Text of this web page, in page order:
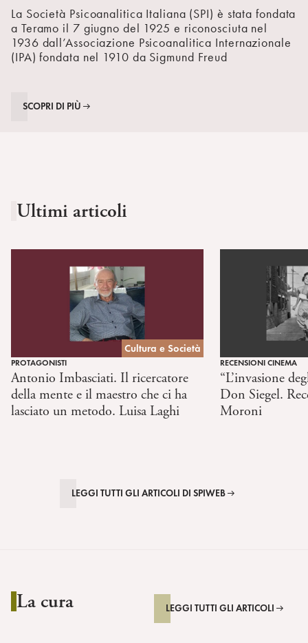
La Società Psicoanalitica Italiana (SPI) è stata fondata
a Teramo il 7 giugno del 1925 e riconosciuta nel
1936 dall’Associazione Psicoanalitica Internazionale
(IPA) fondata nel 1910 da Sigmund Freud
SCOPRI DI PIÙ
Ultimi articoli
Cultura e Società
PROTAGONISTI
Antonio Imbasciati. Il ricercatore
della mente e il maestro che ci ha
lasciato un metodo. Luisa Laghi
RECENSIONI CINEMA
“L’invasione
Don Siegel.
Moroni
LEGGI TUTTI GLI ARTICOLI DI SPIWEB
La cura LEGGI TUTTI GLI ARTICOLI